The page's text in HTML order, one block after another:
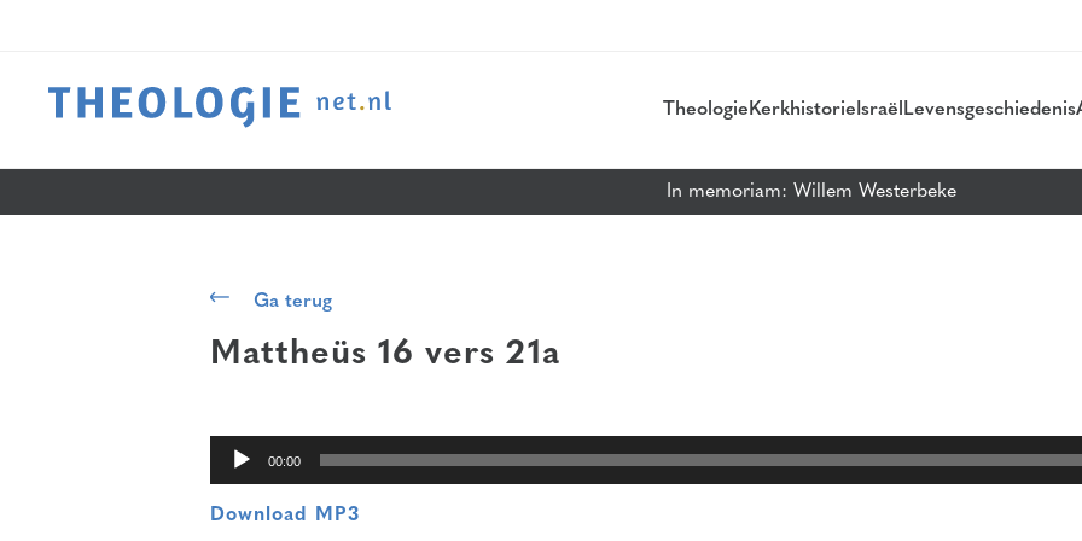
Theologie Kerkhistorie Israël Levensgeschiedenis
In memoriam: Willem Westerbeke
Ga terug
Mattheüs 16 vers 21a
00:00
Download MP3